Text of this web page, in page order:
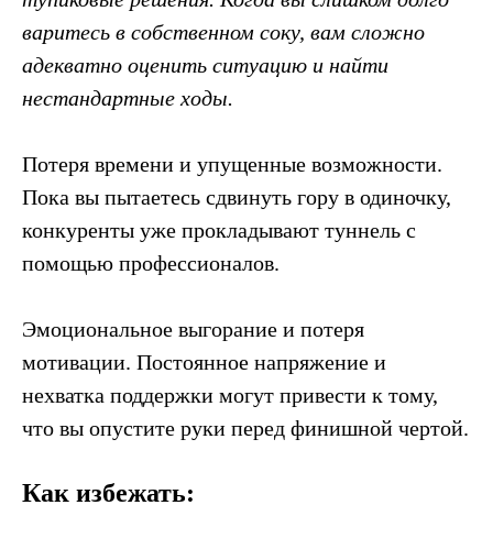
варитесь в собственном соку, вам сложно
адекватно оценить ситуацию и найти
нестандартные ходы.
Потеря времени и упущенные возможности.
Пока вы пытаетесь сдвинуть гору в одиночку,
конкуренты уже прокладывают туннель с
помощью профессионалов.
Эмоциональное выгорание и потеря
мотивации. Постоянное напряжение и
нехватка поддержки могут привести к тому,
что вы опустите руки перед финишной чертой.
Как избежать: